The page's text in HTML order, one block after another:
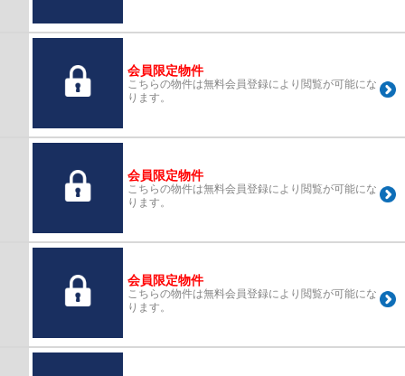
会員限定物件
こちらの物件は無料会員登録により閲覧が可能にな
ります。
会員限定物件
こちらの物件は無料会員登録により閲覧が可能にな
ります。
会員限定物件
こちらの物件は無料会員登録により閲覧が可能にな
ります。